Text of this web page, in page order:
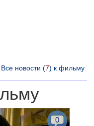
Все новости (7) к фильму
0